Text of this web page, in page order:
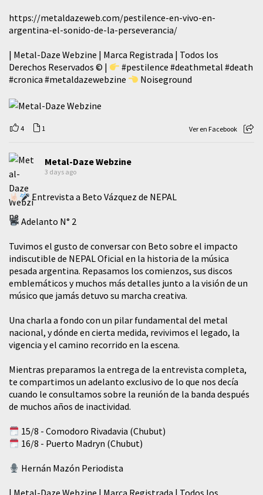
https://metaldazeweb.com/pestilence-en-vivo-en-
argentina-el-sonido-de-la-perseverancia/
| Metal-Daze Webzine | Marca Registrada | Todos los
Derechos Reservados © |
#pestilence #deathmetal #death
#cronica #metaldazewebzine Noiseground
4 1 Ver en Facebook
Metal-Daze Webzine
3 days ago
Entrevista a Beto Vázquez de NEPAL
Adelanto N° 2
Tuvimos el gusto de conversar con Beto sobre el impacto
indiscutible de NEPAL Oficial en la historia de la música
pesada argentina. Repasamos los comienzos, sus discos
emblemáticos y muchos más detalles junto a la visión de un
músico que jamás detuvo su marcha creativa.
​Una charla a fondo con un pilar fundamental del metal
nacional, y dónde en cierta medida, revivimos el legado, la
vigencia y el camino recorrido en la escena.
Mientras preparamos la entrega de la entrevista completa,
te compartimos un adelanto exclusivo de lo que nos decía
cuando le consultamos sobre la reunión de la banda después
de muchos años de inactividad.
15/8 - Comodoro Rivadavia (Chubut)
16/8 - Puerto Madryn (Chubut)
Hernán Mazón Periodista